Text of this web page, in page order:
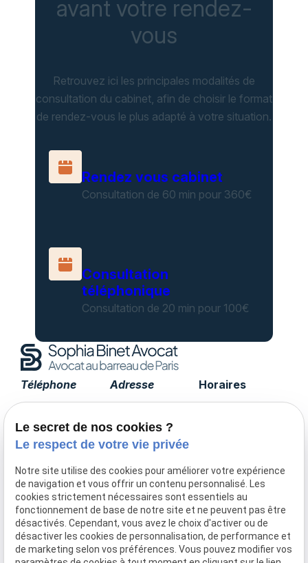
avant votre rendez-
vous
Retrouvez ici les principales modalités de
consultation du cabinet, afin de choisir le format
de rendez-vous le plus adapté à votre situation.
Rendez vous cabinet
Consultation de 60 min pour 360€
Consultation
téléphonique
Consultation de 20 min pour 100€
Téléphone
Adresse
Tourville
75007 PARIS
Horaires
Accueil
Le cabinet
Honoraires
Domaines de compétences
Le secret de nos cookies ?
Le respect de votre vie privée
Notre site utilise des cookies pour améliorer votre expérience
de navigation et vous offrir un contenu personnalisé. Les
cookies strictement nécessaires sont essentiels au
fonctionnement de base de notre site et ne peuvent pas être
désactivés. Cependant, vous avez le choix d'activer ou de
désactiver les cookies de personnalisation, de performance et
de marketing selon vos préférences. Vous pouvez modifier vos